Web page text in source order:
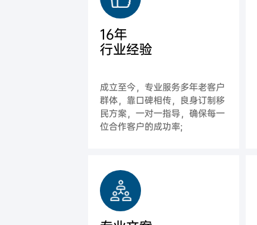
16年
行业经验
成立至今，专业服务多年老客户
群体，靠口碑相传，良身订制移
民方案，一对一指导，确保每一
位合作客户的成功率;